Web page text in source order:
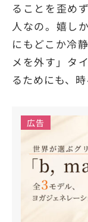
ることを歪め
人なの。嬉し
にもどこか冷
メを外す」タ
るためにも、
広告